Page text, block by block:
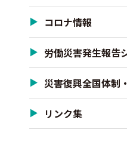
コロナ情報
労働災害発生報告
災害復興全国体制
リンク集